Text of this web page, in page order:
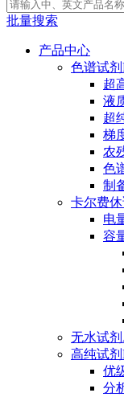
批量搜索
产品中心
色谱试
超
液
超
梯
农
色
制
卡尔费
电
容
无水试剂
高纯试
优
分